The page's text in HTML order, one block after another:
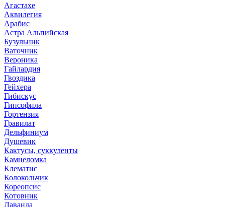
Агастахе
Аквилегия
Арабис
Астра Альпийская
Бузульник
Ваточник
Вероника
Гайлардия
Гвоздика
Гейхера
Гибискус
Гипсофила
Гортензия
Гравилат
Дельфиниум
Душевик
Кактусы, суккуленты
Камнеломка
Клематис
Колокольчик
Кореопсис
Котовник
Лаванда